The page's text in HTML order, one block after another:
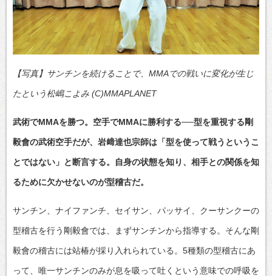
【写真】サンチンを続けることで、MMAでの戦いに変化が生じ
たという松嶋こよみ (C)MMAPLANET
武術でMMAを勝つ。空手でMMAに勝利する──型を重視する剛
毅會の武術空手だが、岩﨑達也宗師は「型を使って戦うというこ
とではない」と断言する。自身の状態を知り、相手との関係を知
るために欠かせないのが型稽古だ。
サンチン、ナイファンチ、セイサン、パッサイ、クーサンクーの
型稽古を行う剛毅會では、まずサンチンから指導する。そんな剛
毅會の稽古には站椿が採り入れられている。5種類の型稽古にあ
って、唯一サンチンのみが息を吸って吐くという意味での呼吸を